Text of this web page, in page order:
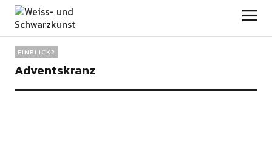
Weiss- und Schwarzkunst
EINBLICK2
Adventskranz